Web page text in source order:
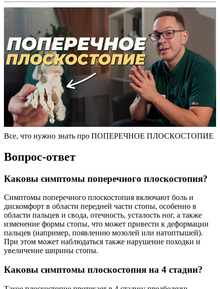
Все, что нужно знать про ПОПЕРЕЧНОЕ ПЛОСКОСТОПИЕ
Вопрос-ответ
Каковы симптомы поперечного плоскостопия?
Симптомы поперечного плоскостопия включают боль и
дискомфорт в области передней части стопы, особенно в
области пальцев и свода, отечность, усталость ног, а также
изменение формы стопы, что может привести к деформации
пальцев (например, появлению мозолей или натоптышей).
При этом может наблюдаться также нарушение походки и
увеличение ширины стопы.
Каковы симптомы плоскостопия на 4 стадии?